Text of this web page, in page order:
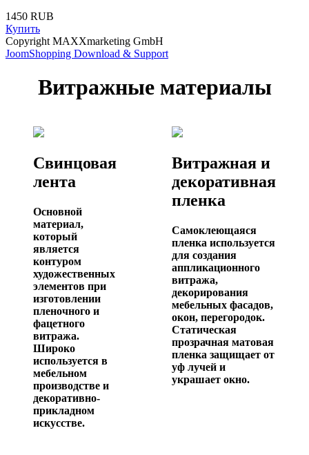
1450 RUB
Купить
Copyright MAXXmarketing GmbH
JoomShopping Download & Support
Витражные материалы
Свинцовая
лента
Основной
материал,
который
является
контуром
художественных
элементов при
изготовлении
пленочного и
фацетного
витража.
Широко
используется в
мебельном
производстве и
декоративно-
прикладном
искусстве.
Витражная и
декоративная
пленка
Самоклеющаяся
пленка используется
для создания
аппликационного
витража,
декорирования
мебельных фасадов,
окон, перегородок.
Статическая
прозрачная матовая
пленка защищает от
уф лучей и
украшает окно.